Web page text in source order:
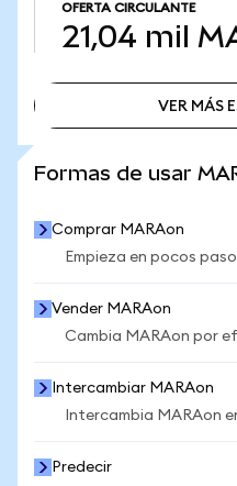
OFERTA CIRCULANTE
21,04 mil
VER MÁS
Formas de usar
Comprar MARAon
Empieza en pocos
Vender MARAon
Cambia MARAon por
Intercambiar MARAon
Intercambia MARAon
Predecir